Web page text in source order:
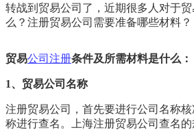
转战到贸易公司了，近期很多人对于贸
么？注册贸易公司需要准备哪些材料？
贸易公司注册条件及所需材料是什么：
1、贸易公司名称
注册贸易公司，首先要进行公司名称
称进行查名。上海注册贸易公司查名